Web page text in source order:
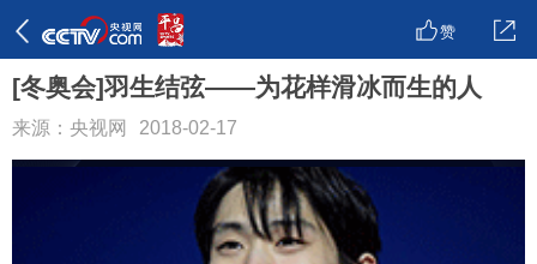
赞
[冬奥会]羽生结弦——为花样滑冰而生的人
来源：央视网 2018-02-17